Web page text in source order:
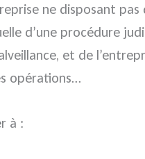
ne disposant
d’une procédure
et de
opérations…
à :